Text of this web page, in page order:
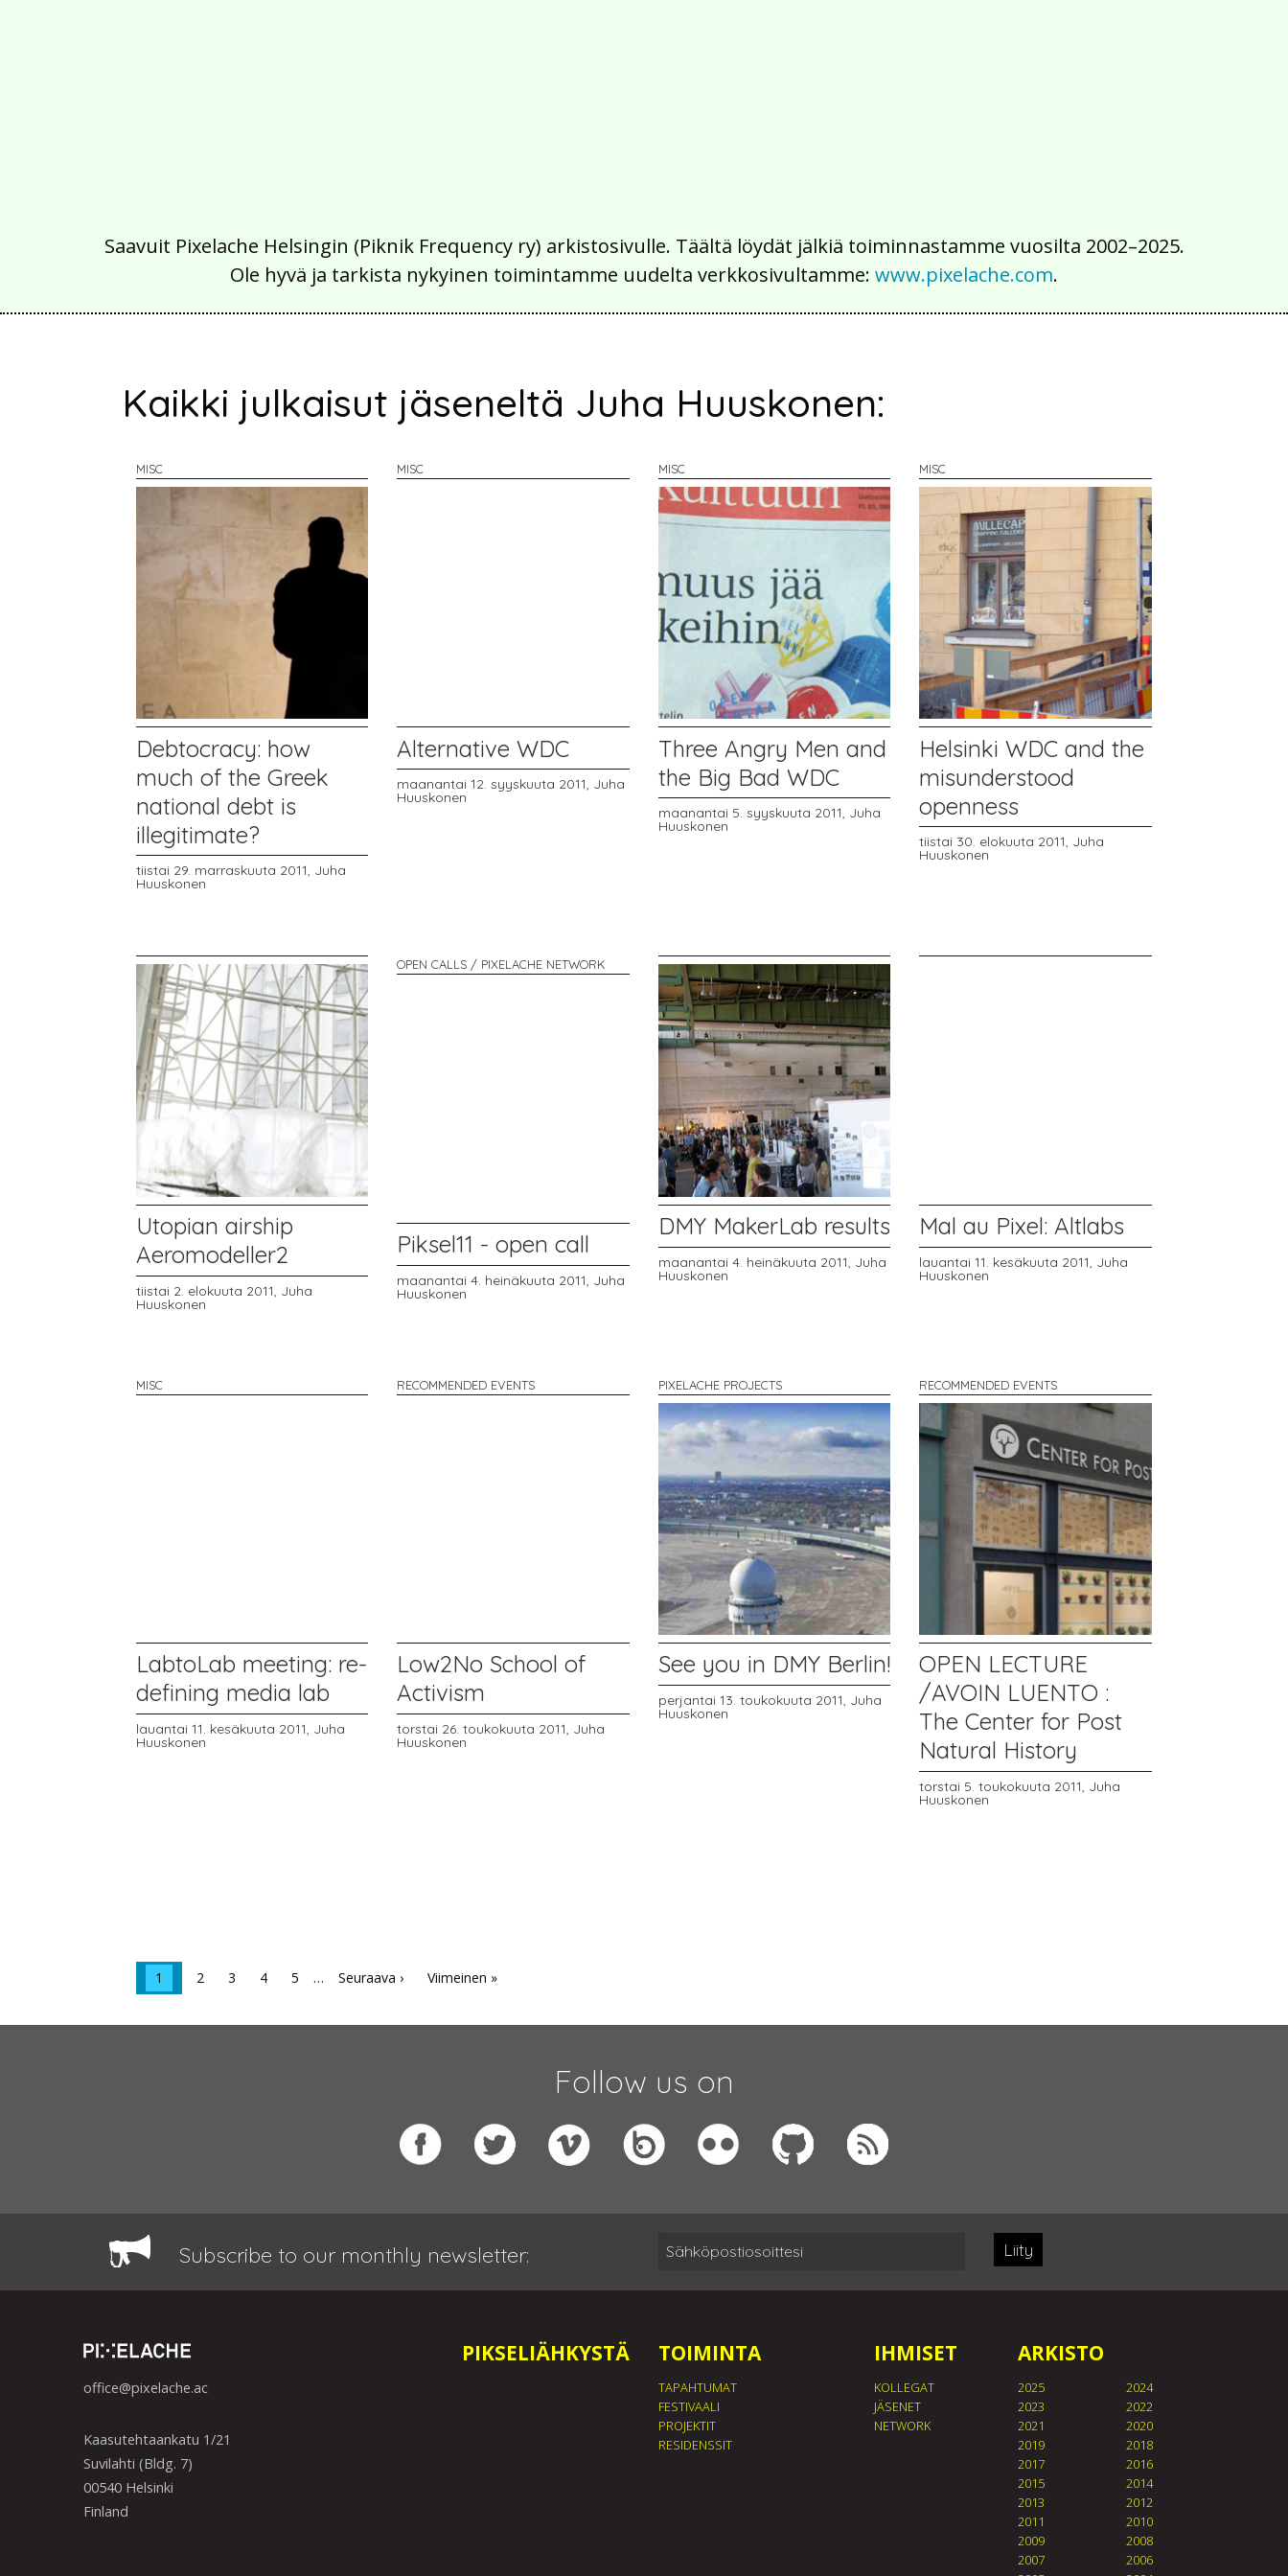
Saavuit Pixelache Helsingin (Piknik Frequency ry) arkistosivulle. Täältä löydät jälkiä toiminnastamme vuosilta 2002–2025.
Ole hyvä ja tarkista nykyinen toimintamme uudelta verkkosivultamme: www.pixelache.com.
Kaikki julkaisut jäseneltä Juha Huuskonen:
MISC
Debtocracy: how
much of the Greek
national debt is
illegitimate?
tiistai 29. marraskuuta 2011, Juha
Huuskonen
MISC
Alternative WDC
maanantai 12. syyskuuta 2011, Juha
Huuskonen
MISC
Three Angry Men and
the Big Bad WDC
maanantai 5. syyskuuta 2011, Juha
Huuskonen
MISC
Helsinki WDC and the
misunderstood
openness
tiistai 30. elokuuta 2011, Juha
Huuskonen
Utopian airship
Aeromodeller2
tiistai 2. elokuuta 2011, Juha
Huuskonen
OPEN CALLS / PIXELACHE NETWORK
Piksel11 - open call
maanantai 4. heinäkuuta 2011, Juha
Huuskonen
DMY MakerLab results
maanantai 4. heinäkuuta 2011, Juha
Huuskonen
Mal au Pixel: Altlabs
lauantai 11. kesäkuuta 2011, Juha
Huuskonen
MISC
LabtoLab meeting: re-
defining media lab
lauantai 11. kesäkuuta 2011, Juha
Huuskonen
RECOMMENDED EVENTS
Low2No School of
Activism
torstai 26. toukokuuta 2011, Juha
Huuskonen
PIXELACHE PROJECTS
See you in DMY Berlin!
perjantai 13. toukokuuta 2011, Juha
Huuskonen
RECOMMENDED EVENTS
OPEN LECTURE
/AVOIN LUENTO :
The Center for Post
Natural History
torstai 5. toukokuuta 2011, Juha
Huuskonen
1 2 3 4 5 … Seuraava › Viimeinen »
Follow us on
Subscribe to our monthly newsletter: Liity
office@pixelache.ac
Kaasutehtaankatu 1/21
Suvilahti (Bldg. 7)
00540 Helsinki
Finland
PIKSELIÄHKYSTÄ TOIMINTA
TAPAHTUMAT
FESTIVAALI
PROJEKTIT
RESIDENSSIT
IHMISET
KOLLEGAT
JÄSENET
NETWORK
ARKISTO
2025
2024
2023
2022
2021
2020
2019
2018
2017
2016
2015
2014
2013
2012
2011
2010
2009
2008
2007
2006